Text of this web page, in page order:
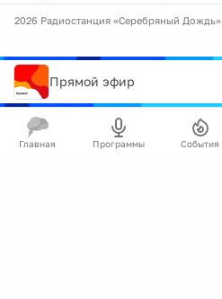
2026 Радиостанция «Серебряный Дождь»
Прямой эфир
Главная Программы События